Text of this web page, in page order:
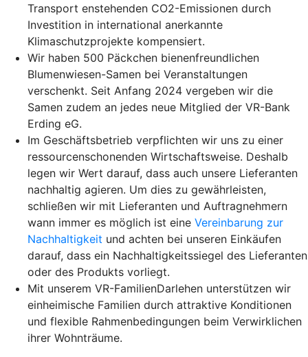
Transport enstehenden CO2-Emissionen durch
Investition in international anerkannte
Klimaschutzprojekte kompensiert.
Wir haben 500 Päckchen bienenfreundlichen
Blumenwiesen-Samen bei Veranstaltungen
verschenkt. Seit Anfang 2024 vergeben wir die
Samen zudem an jedes neue Mitglied der VR-Bank
Erding eG.
Im Geschäftsbetrieb verpflichten wir uns zu einer
ressourcenschonenden Wirtschaftsweise. Deshalb
legen wir Wert darauf, dass auch unsere Lieferanten
nachhaltig agieren. Um dies zu gewährleisten,
schließen wir mit Lieferanten und Auftragnehmern
wann immer es möglich ist eine Vereinbarung zur
Nachhaltigkeit und achten bei unseren Einkäufen
darauf, dass ein Nachhaltigkeitssiegel des Lieferanten
oder des Produkts vorliegt.
Mit unserem VR-FamilienDarlehen unterstützen wir
einheimische Familien durch attraktive Konditionen
und flexible Rahmenbedingungen beim Verwirklichen
ihrer Wohnträume.